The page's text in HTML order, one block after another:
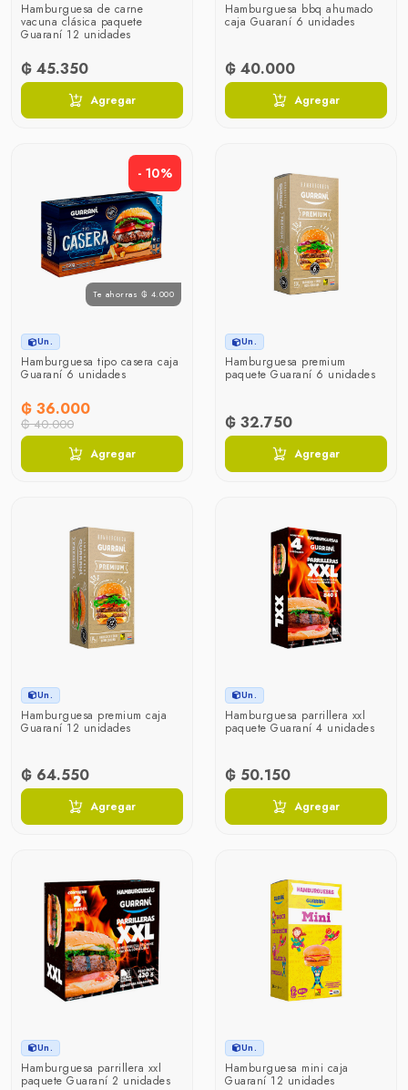
Hamburguesa de carne
vacuna clásica paquete
Guaraní 12 unidades
₲ 45.350
Agregar
Hamburguesa bbq ahumado
caja Guaraní 6 unidades
₲ 40.000
Agregar
Te ahorras ₲ 4.000
- 10%
Un.
Hamburguesa tipo casera caja
Guaraní 6 unidades
₲ 36.000
₲ 40.000
Agregar
Un.
Hamburguesa premium
paquete Guaraní 6 unidades
₲ 32.750
Agregar
Un.
Hamburguesa premium caja
Guaraní 12 unidades
₲ 64.550
Agregar
Un.
Hamburguesa parrillera xxl
paquete Guaraní 4 unidades
₲ 50.150
Agregar
Un.
Hamburguesa parrillera xxl
paquete Guaraní 2 unidades
Un.
Hamburguesa mini caja
Guaraní 12 unidades